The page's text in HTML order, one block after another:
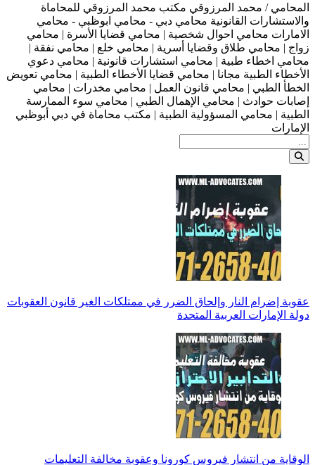
المحامي / محمد المرزوقي مكتب محمد المرزوقي للمحاماة
والاستشارات القانونية محامي دبي - محامي ابوظبي - محامي
الامارات محامي احوال شخصية | محامي قضايا الأسرة | محامي
زواج | محامي طلاق وقضايا أسرية | محامي خلع | محامي نفقة |
محامي اخطاء طبية | محامي استشارات قانونية | محامي دعوي
الأخطاء الطبية مجانا | محامي قضايا الأخطاء الطبية | محامي تعويض
الخطأ الطبي | محامي قانون العمل | محامي مخدرات | محامي
إصابات حوادث | محامي الإهمال الطبي | محامي سوء الممارسة
الطبية | محامي المسؤولية الطبية | مكتب محاماة في دبي أبوظبي
الإمارات
عقوبة إضرام النار وإلحاق الضرر في ممتلكات الغير قانون العقوبات
دولة الإمارات العربية المتحدة
الوقاية من انتشار فيروس كورونا وعقوبة مخالفة التعليمات